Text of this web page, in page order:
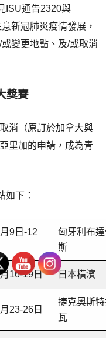
ISU通告2320與
新冠肺炎疫情發展，
變更地點、及/或取消
獎賽
消（原訂於加拿大與
里加的申請，成為青
如下：
9日-12
匈牙利布
斯
16-19日 日本橫濱
23-26日
捷克奧斯
瓦